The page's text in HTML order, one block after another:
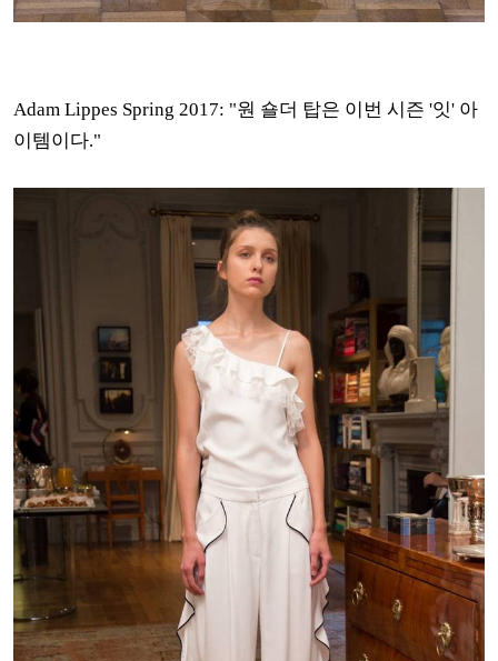
Adam Lippes Spring 2017: "원 숄더 탑은 이번 시즌 '잇' 아
이템이다."